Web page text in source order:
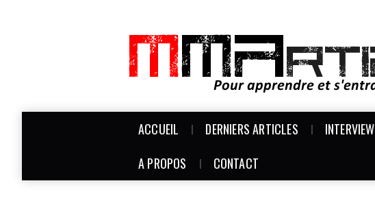
ACCUEIL DERNIERS ARTICLES INTERVIEW
A PROPOS
CONTACT